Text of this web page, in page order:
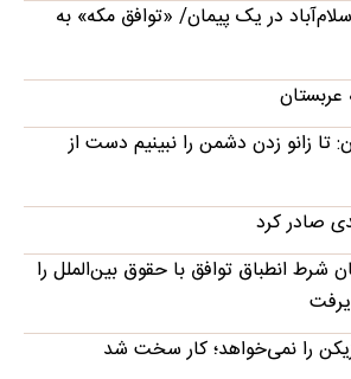
در یک پیمان/ «توافق مکه» به
عربستان
زانو زدن دشمن را نبینیم دست از
صادر کرد
شرط انطباق توافق با حقوق بین‌الملل را
را نمی‌خواهد؛ کار سخت شد